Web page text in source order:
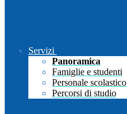
Servizi
Panoramica
Famiglie e studenti
Personale scolastico
Percorsi di studio